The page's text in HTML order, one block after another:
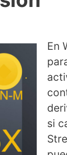
En
si